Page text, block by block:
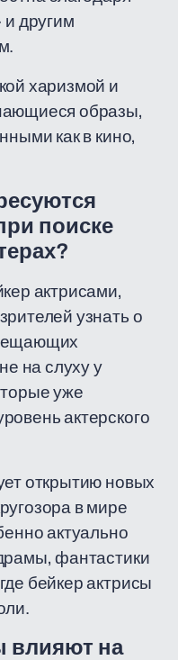
и другим
харизмой и
образы,
как в кино,
поиске
актрисами,
узнать о
на слуху у
уже
актерского
открытию новых
в мире
актуально
фантастики
бейкер актрисы
влияют на